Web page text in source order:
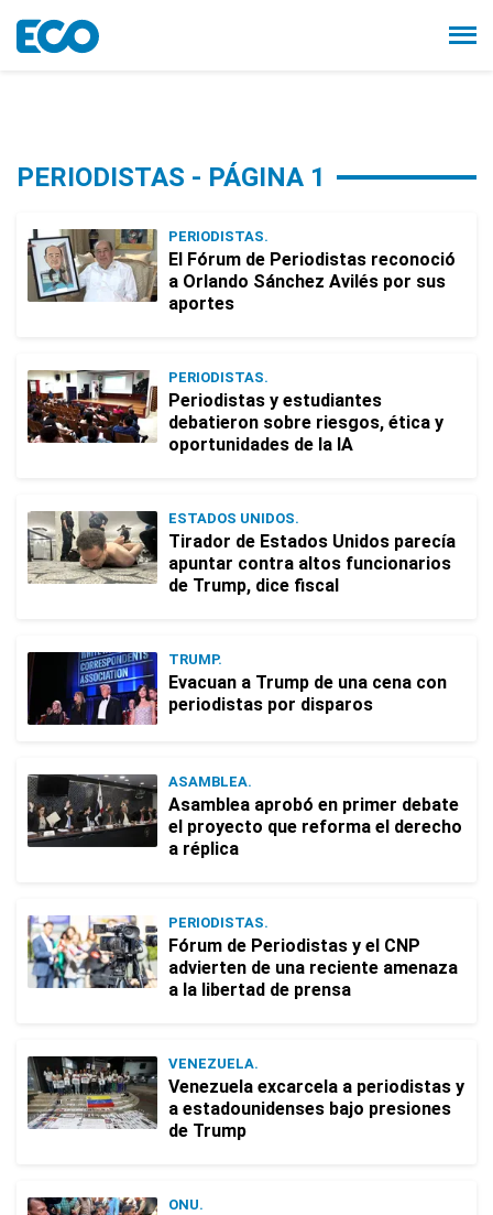
PERIODISTAS - PÁGINA 1
PERIODISTAS.
El Fórum de Periodistas reconoció
a Orlando Sánchez Avilés por sus
aportes
PERIODISTAS.
Periodistas y estudiantes
debatieron sobre riesgos, ética y
oportunidades de la IA
ESTADOS UNIDOS.
Tirador de Estados Unidos parecía
apuntar contra altos funcionarios
de Trump, dice fiscal
TRUMP.
Evacuan a Trump de una cena con
periodistas por disparos
ASAMBLEA.
Asamblea aprobó en primer debate
el proyecto que reforma el derecho
a réplica
PERIODISTAS.
Fórum de Periodistas y el CNP
advierten de una reciente amenaza
a la libertad de prensa
VENEZUELA.
Venezuela excarcela a periodistas y
a estadounidenses bajo presiones
de Trump
ONU.